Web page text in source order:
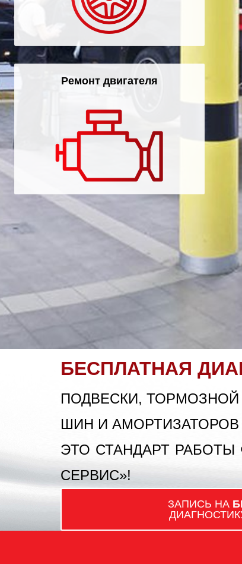
Ремонт двигателя
БЕСПЛАТНАЯ
ПОДВЕСКИ,
ШИН И АМОРТИЗАТОРОВ
ЭТО СТАНДАРТ
СЕРВИС»!
ЗАПИСЬ НА